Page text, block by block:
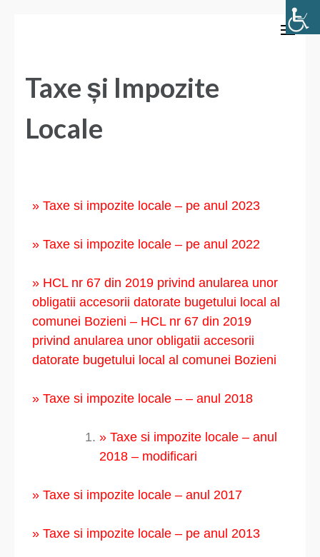
Taxe și Impozite
Locale
» Taxe si impozite locale – pe anul 2023
» Taxe si impozite locale – pe anul 2022
» HCL nr 67 din 2019 privind anularea unor
obligatii accesorii datorate bugetului local al
comunei Bozieni – HCL nr 67 din 2019
privind anularea unor obligatii accesorii
datorate bugetului local al comunei Bozieni
» Taxe si impozite locale – – anul 2018
» Taxe si impozite locale – anul
2018 – modificari
» Taxe si impozite locale – anul 2017
» Taxe si impozite locale – pe anul 2013